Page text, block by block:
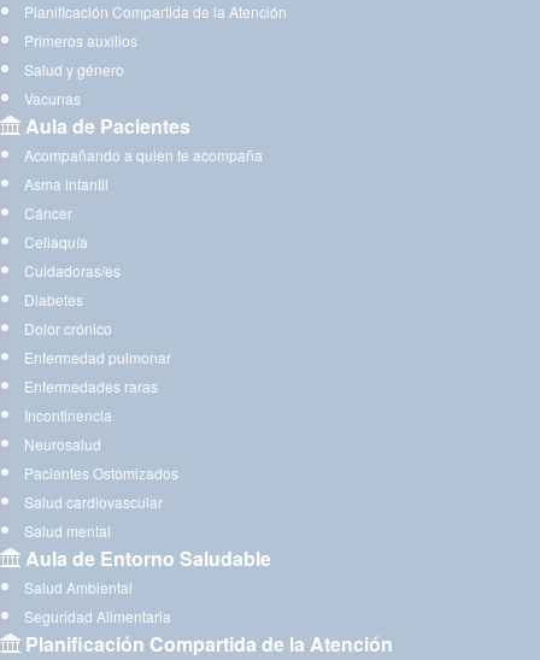
Planificación Compartida de la Atención
Primeros auxilios
Salud y género
Vacunas
Aula de Pacientes
Acompañando a quien te acompaña
Asma infantil
Cáncer
Celiaquía
Cuidadoras/es
Diabetes
Dolor crónico
Enfermedad pulmonar
Enfermedades raras
Incontinencia
Neurosalud
Pacientes Ostomizados
Salud cardiovascular
Salud mental
Aula de Entorno Saludable
Salud Ambiental
Seguridad Alimentaria
Planificación Compartida de la Atención